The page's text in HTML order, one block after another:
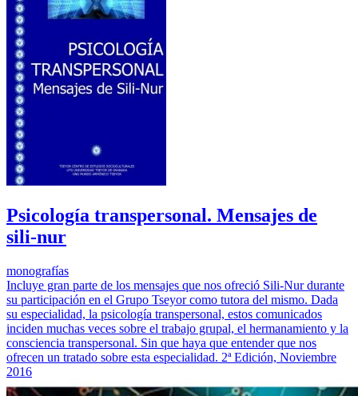
Psicología transpersonal. Mensajes de
sili-nur
monografías
Incluye gran parte de los mensajes que nos ofreció Sili-Nur durante
su participación en el Grupo Tseyor como tutora del mismo. Dada
su especialidad, la psicología transpersonal, estos comunicados
inciden muchas veces sobre el trabajo grupal, el hermanamiento y la
consciencia transpersonal. Sin que haya que entender que nos
ofrecen un tratado sobre esta especialidad. 2ª Edición, Noviembre
2016